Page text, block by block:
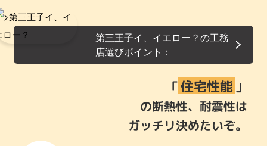
第三王子イ、イエロー？の工務
店選びポイント：
「住宅性能 」
の断熱性、耐震性は
ガッチリ決めたいぞ。